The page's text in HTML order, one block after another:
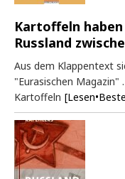
Kartoffeln
Russland
Aus dem Klappentext
"Eurasischen Magazin"
Kartoffeln